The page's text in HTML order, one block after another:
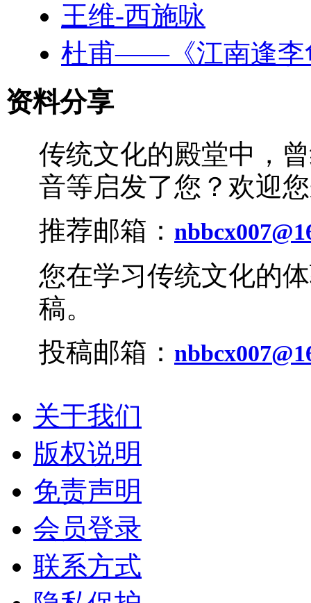
王维-西施咏
杜甫——《江南逢李
资料分享
传统文化的殿堂中，
音等启发了您？欢迎
推荐邮箱：
您在学习传统文化的
稿。
投稿邮箱：
关于我们
版权说明
免责声明
会员登录
联系方式